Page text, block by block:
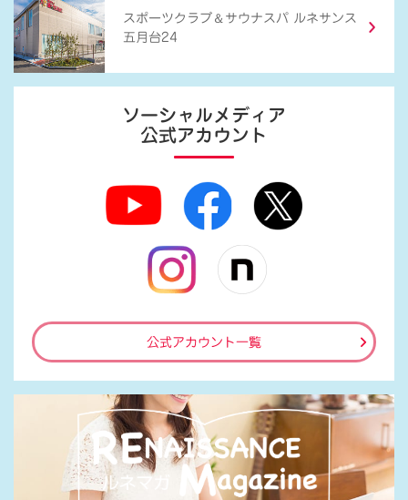
スポーツクラブ ＆ サウナスパ ルネサンス
五月台24
ソーシャルメディア
公式アカウント
公式アカウント一覧